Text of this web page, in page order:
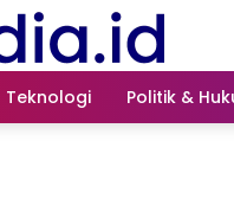
Teknologi Politik &